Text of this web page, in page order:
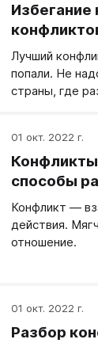
Лучший
попали. Не
страны, где
конфликты. Не
возможности
одни
01 окт. 2022 г.
способы
Конфликт —
действия.
отношение.
01 окт. 2022 г.
Разбор